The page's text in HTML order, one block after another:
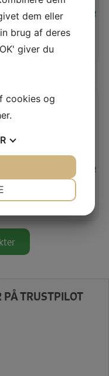
KR
TILFØJ TIL KURV
6.35MM (SI-291K)
KR
TILFØJ TIL KURV
PÅ TRUSTPILOT
dem eller
brug af deres
giver du
cookies og
.